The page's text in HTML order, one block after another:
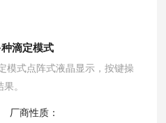
滴定模式
模式点阵式液晶显示，按键操
。
厂商性质：